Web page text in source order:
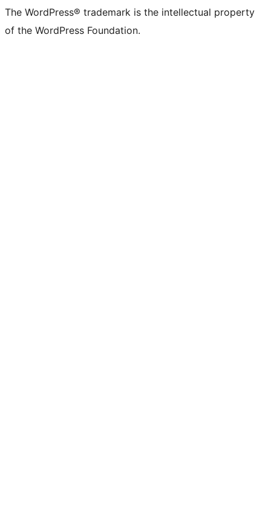
The WordPress® trademark is the intellectual property
of the WordPress Foundation.